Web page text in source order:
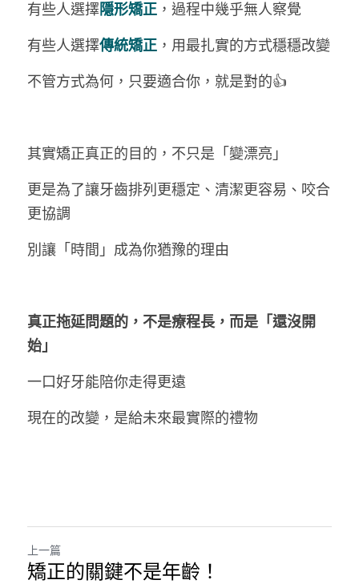
有些人選擇隱形矯正 ，過程中幾乎無人察覺
有些人選擇傳統矯正 ，用最扎實的方式穩穩改變
不管方式為何，只要適合你，就是對的👍
其實矯正真正的目的，不只是「變漂亮」
更是為了讓牙齒排列更穩定、清潔更容易、咬合
更協調
別讓「時間」成為你猶豫的理由
真正拖延問題的，不是療程長，而是「還沒開
始」
一口好牙能陪你走得更遠
現在的改變，是給未來最實際的禮物
上一篇
矯正的關鍵不是年齡！